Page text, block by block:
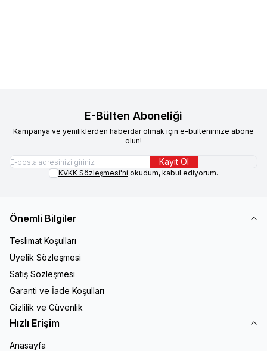
E-Bülten Aboneliği
Kampanya ve yeniliklerden haberdar olmak için e-bültenimize abone
olun!
Kayıt Ol
KVKK Sözleşmesi'ni okudum, kabul ediyorum.
Önemli Bilgiler
Teslimat Koşulları
Üyelik Sözleşmesi
Satış Sözleşmesi
Garanti ve İade Koşulları
Gizlilik ve Güvenlik
Hızlı Erişim
Anasayfa